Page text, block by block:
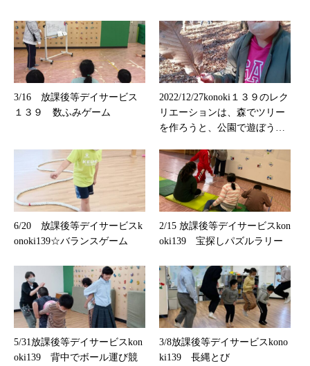
3/16 放課後等デイサービス
１３９ 数ふみゲーム
2022/12/27konoki１３９のレク
リエーションは、森でツリー
を作ろうと、公園で遊ぼう
6/20 放課後等デイサービスk
onoki139☆バランスゲーム
2/15 放課後等デイサービスkon
oki139 宝探しパズルラリー
5/31放課後等デイサービスkon
oki139 背中でボール運び競
3/8放課後等デイサービスkono
ki139 長縄とび